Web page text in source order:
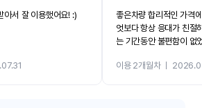
아서 잘 이용했어요! :)
좋은차량 합리적인 가격
엇보다 항상 응대가 친절
는 기간동안 불편함이 없
카 렌트 고민없이 강추합
이용 2개월차ㅣ